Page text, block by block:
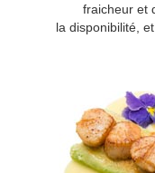
fraicheur et
la disponibilité,